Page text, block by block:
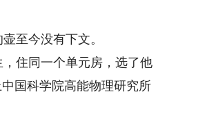
至今没有下文。
住同一个单元房，选了他
国科学院高能物理研究所